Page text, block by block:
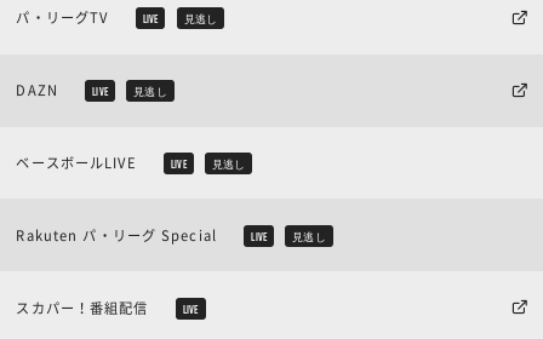
パ・リーグTV LIVE 見逃し
DAZN LIVE 見逃し
ベースボールLIVE LIVE 見逃し
Rakuten パ・リーグ Special LIVE 見逃し
スカパー！番組配信 LIVE